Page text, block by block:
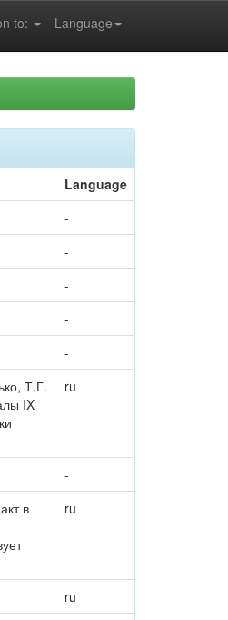
Language
to:
Language
-
-
-
-
-
Т.Г.
IX
ru
-
в
ru
ru